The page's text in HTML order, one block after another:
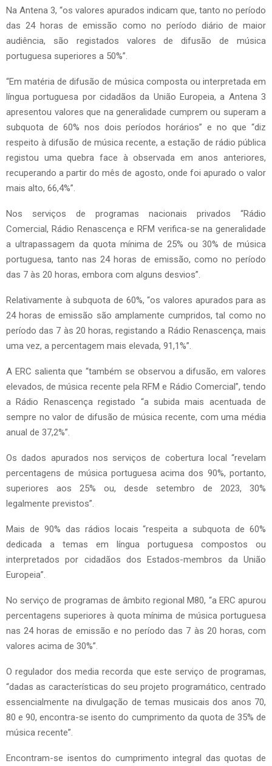
Na Antena 3, “os valores apurados indicam que, tanto no período
das 24 horas de emissão como no período diário de maior
audiência, são registados valores de difusão de música
portuguesa superiores a 50%”.
“Em matéria de difusão de música composta ou interpretada em
língua portuguesa por cidadãos da União Europeia, a Antena 3
apresentou valores que na generalidade cumprem ou superam a
subquota de 60% nos dois períodos horários” e no que “diz
respeito à difusão de música recente, a estação de rádio pública
registou uma quebra face à observada em anos anteriores,
recuperando a partir do mês de agosto, onde foi apurado o valor
mais alto, 66,4%”.
Nos serviços de programas nacionais privados “Rádio
Comercial, Rádio Renascença e RFM verifica-se na generalidade
a ultrapassagem da quota mínima de 25% ou 30% de música
portuguesa, tanto nas 24 horas de emissão, como no período
das 7 às 20 horas, embora com alguns desvios”.
Relativamente à subquota de 60%, “os valores apurados para as
24 horas de emissão são amplamente cumpridos, tal como no
período das 7 às 20 horas, registando a Rádio Renascença, mais
uma vez, a percentagem mais elevada, 91,1%”.
A ERC salienta que “também se observou a difusão, em valores
elevados, de música recente pela RFM e Rádio Comercial”, tendo
a Rádio Renascença registado “a subida mais acentuada de
sempre no valor de difusão de música recente, com uma média
anual de 37,2%”.
Os dados apurados nos serviços de cobertura local “revelam
percentagens de música portuguesa acima dos 90%, portanto,
superiores aos 25% ou, desde setembro de 2023, 30%
legalmente previstos”.
Mais de 90% das rádios locais “respeita a subquota de 60%
dedicada a temas em língua portuguesa compostos ou
interpretados por cidadãos dos Estados-membros da União
Europeia”.
No serviço de programas de âmbito regional M80, “a ERC apurou
percentagens superiores à quota mínima de música portuguesa
nas 24 horas de emissão e no período das 7 às 20 horas, com
valores acima de 30%”.
O regulador dos media recorda que este serviço de programas,
“dadas as características do seu projeto programático, centrado
essencialmente na divulgação de temas musicais dos anos 70,
80 e 90, encontra-se isento do cumprimento da quota de 35% de
música recente”.
Encontram-se isentos do cumprimento integral das quotas de